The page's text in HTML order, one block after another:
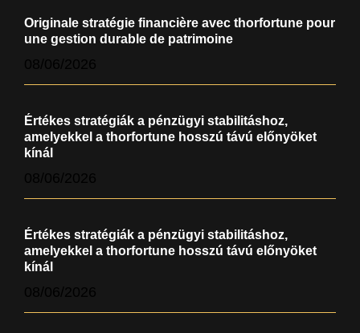
Originale stratégie financière avec thorfortune pour
une gestion durable de patrimoine
Értékes stratégiák a pénzügyi stabilitáshoz,
amelyekkel a thorfortune hosszú távú előnyöket
kínál
Értékes stratégiák a pénzügyi stabilitáshoz,
amelyekkel a thorfortune hosszú távú előnyöket
kínál